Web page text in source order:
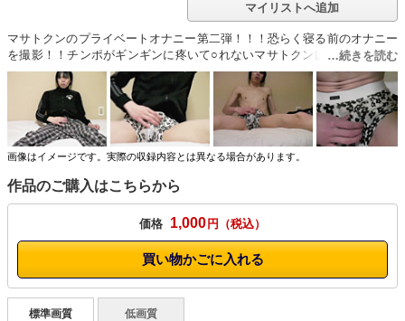
マイリストへ追加
マサトクンのプライベートオナニー第二弾！！！恐らく寝る前のオナニー
を撮影！！チンポがギンギンに疼いて○れないマサトクンは、あっという
間にパンツ一枚に！チンポはビン勃ち状態！！早速でっかいチンポをシコ
シコ！！！相変わらずエロいオナニーを見せ付けるマサトクン！！大股開
いてボコボコの腹筋が凄っげーいやらしい！溜まっていたマサトクンは、
あっという間に絶頂へ！「イクッ！イクッ！イクッ！！！」と3回叫ん
で、腹の上に精液をぶちまけたマサトクン！！見て損はない1本で
す！！！
画像はイメージです。実際の収録内容とは異なる場合があります。
作品のご購入はこちらから
価格 1,000円
買い物かごに入れる
標準画質 低画質